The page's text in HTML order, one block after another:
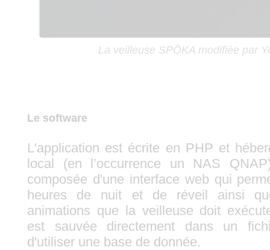
La veilleuse SPÖKA modifiée par
Le software
L'application est écrite en PHP et
local (en l’occurrence un NAS
composée d'une interface web qui
heures de nuit et de réveil ainsi
animations que la veilleuse doit
est sauvée directement dans un
d'utiliser une base de donnée.